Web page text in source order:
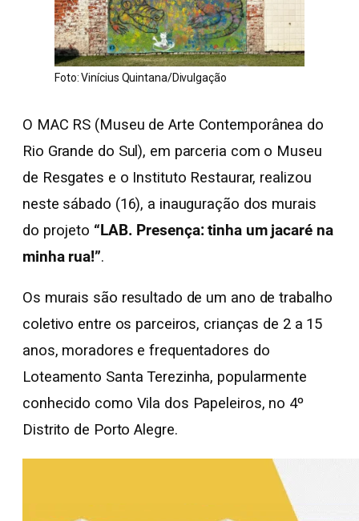
Foto: Vinícius Quintana/Divulgação
O MAC RS (Museu de Arte Contemporânea do
Rio Grande do Sul), em parceria com o Museu
de Resgates e o Instituto Restaurar, realizou
neste sábado (16), a inauguração dos murais
do projeto “LAB. Presença: tinha um jacaré na
minha rua!”.
Os murais são resultado de um ano de trabalho
coletivo entre os parceiros, crianças de 2 a 15
anos, moradores e frequentadores do
Loteamento Santa Terezinha, popularmente
conhecido como Vila dos Papeleiros, no 4º
Distrito de Porto Alegre.